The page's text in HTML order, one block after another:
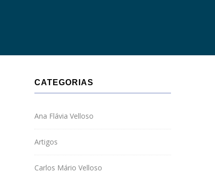
CATEGORIAS
Ana Flávia Velloso
Artigos
Carlos Mário Velloso